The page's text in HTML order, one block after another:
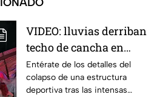
VIDEO: lluvias derriban
techo de cancha en
Chilpancingo; hubo
lesionados
Entérate de los detalles del
colapso de una estructura
deportiva tras las intensas